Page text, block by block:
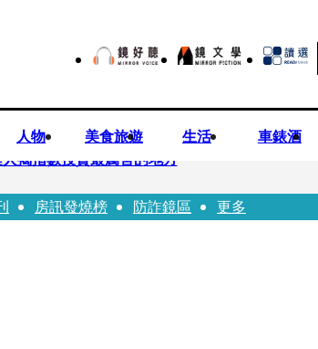
人物 美食旅遊 生活 車錶酒
揭指數投資最厲害的地方
款經典包成劇中焦點
房訊發燒榜 防詐鏡區 更多